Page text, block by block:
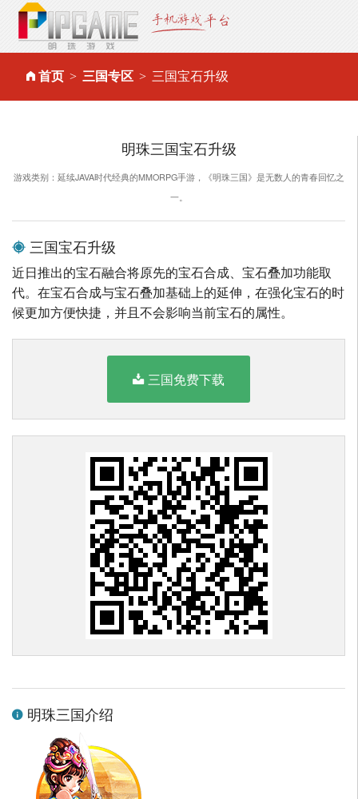
首页 三国专区 三国宝石升级
明珠三国宝石升级
游戏类别：延续JAVA时代经典的MMORPG手游，《明珠三国》是无数人的青春回忆之
一。
三国宝石升级
近日推出的宝石融合将原先的宝石合成、宝石叠加功能取
代。在宝石合成与宝石叠加基础上的延伸，在强化宝石的时
候更加方便快捷，并且不会影响当前宝石的属性。
三国免费下载
明珠三国介绍